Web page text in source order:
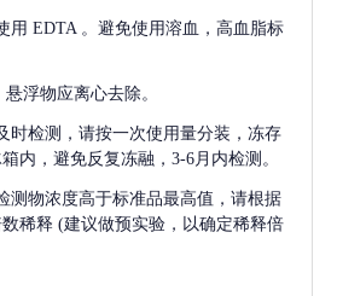
用 EDTA 。避免使用溶血，高血脂标
浮物应离心去除。
时检测，请按一次使用量分装，冻存
内，避免反复冻融，3-6月内检测。
测物浓度高于标准品最高值，请根据
稀释 (建议做预实验，以确定稀释倍